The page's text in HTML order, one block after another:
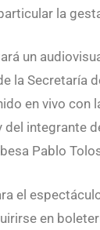
la
un
la Secretaría
en vivo con
del integrante
Pablo
el
en